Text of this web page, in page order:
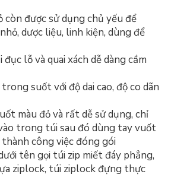
còn được sử dụng chủ yếu để
dược liệu, linh kiện, dùng để
lỗ và quai xách dễ dàng cầm
suốt với độ dai cao, độ co dãn
màu đỏ và rất dễ sử dụng, chỉ
trong túi sau đó dùng tay vuốt
công việc đóng gói
tên gọi túi zip miết đáy phẳng,
ziplock, túi ziplock đựng thực